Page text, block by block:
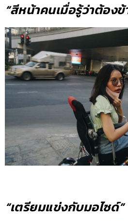
“สีหน้าคนเมื่อรู้ว่าต้อง
“เตรียมแข่งกับมอไซด์”